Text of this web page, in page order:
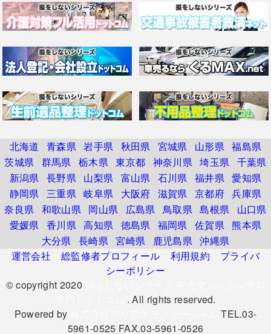
北海道 青森県 岩手県 秋田県 宮城県 山形県 福島県
茨城県 群馬県 栃木県 東京都 神奈川県 埼玉県 千葉県
新潟県 長野県 山梨県 富山県 石川県 福井県 愛知県
静岡県 三重県 岐阜県 大阪府 滋賀県 京都府 兵庫県
奈良県 和歌山県 岡山県 広島県 鳥取県 島根県
山口県
愛媛県 香川県 高知県 徳島県 福岡県 佐賀県 熊本県
大分県 長崎県 宮崎県 鹿児島県 沖縄県
運営会社
総監修者プロフィール 利用規約
プライバ
シーポリシー
© copyright 2020
. All rights reserved.
Powered by
TEL.03-
5961-0525 FAX.03-5961-0526